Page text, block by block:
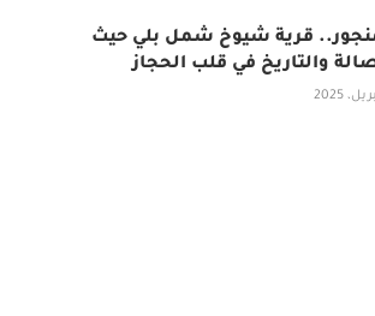
قرية شيوخ شمل بلي حيث
والتاريخ في قلب الحجاز